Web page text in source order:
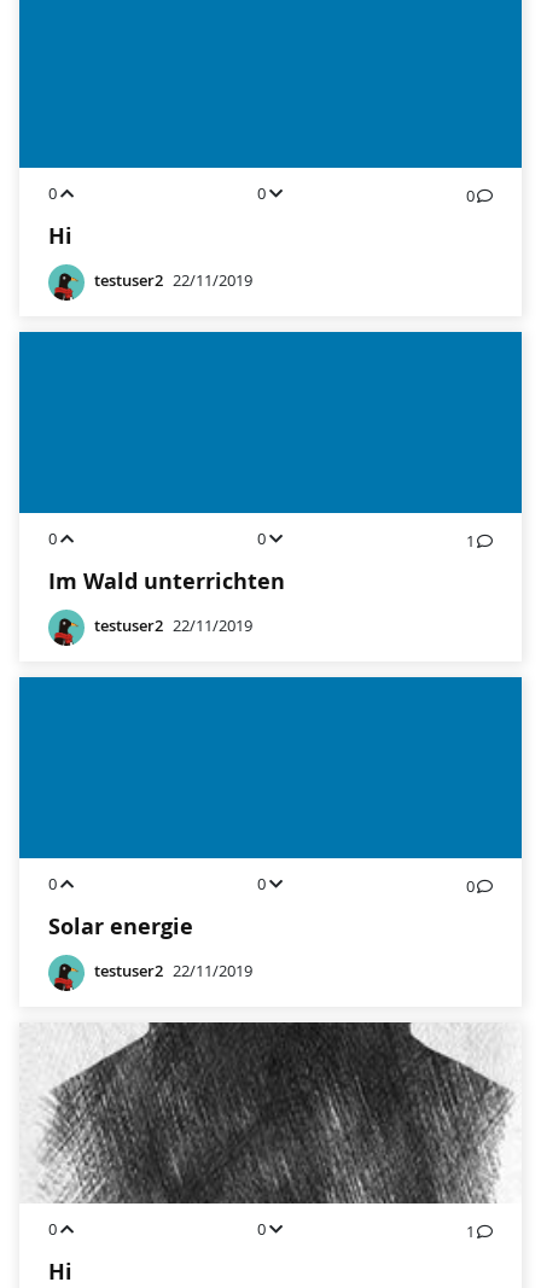
0 0 0
Hi
testuser2 22/11/2019
0 0 1
Im Wald unterrichten
testuser2 22/11/2019
0 0 0
Solar energie
testuser2 22/11/2019
0 0 1
Hi